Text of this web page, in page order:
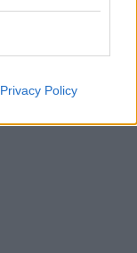
Privacy Policy